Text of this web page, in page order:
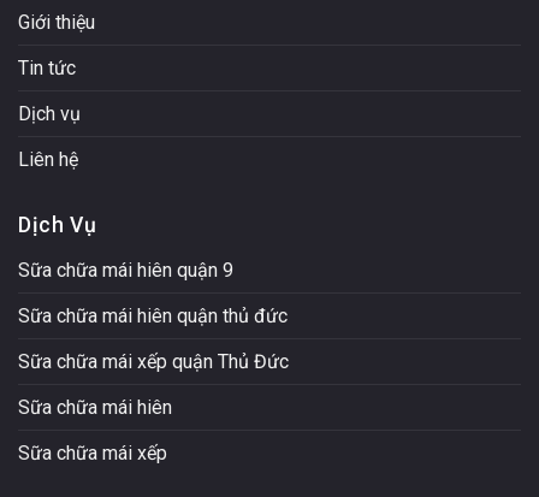
Giới thiệu
Tin tức
Dịch vụ
Liên hệ
Dịch Vụ
Sữa chữa mái hiên quận 9
Sữa chữa mái hiên quận thủ đức
Sữa chữa mái xếp quận Thủ Đức
Sữa chữa mái hiên
Sữa chữa mái xếp